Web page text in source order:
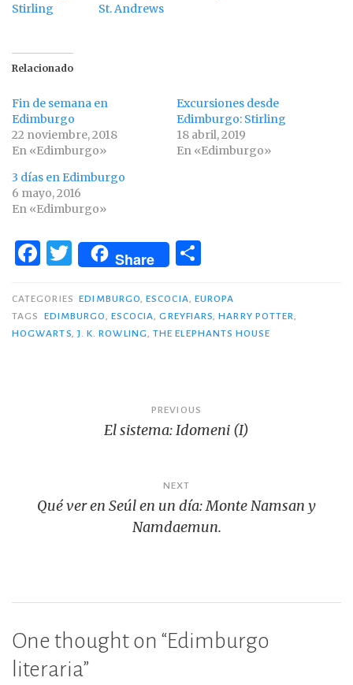
Stirling
St. Andrews
Relacionado
Fin de semana en
Edimburgo
22 noviembre, 2018
En «Edimburgo»
Excursiones desde
Edimburgo: Stirling
18 abril, 2019
En «Edimburgo»
3 días en Edimburgo
6 mayo, 2016
En «Edimburgo»
F
c
e
T
w
it
te
Share
m
p
CATEGORIES EDIMBURGO ,ESCOCIA EUROPA
TAGS
EDIMBURGO ESCOCIA ,GREYFIARS ,HARRY POTTER
HOGWARTS J. K. ROWLING ,THE ELEPHANTS HOUSE
PREVIOUS
El sistema: Idomeni (I)
NEXT
Qué ver en Seúl en un día: Monte Namsan y
Namdaemun.
One thought on “Edimburgo
literaria”